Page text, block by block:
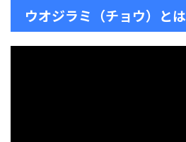
ウオジラミ（チョウ）とは